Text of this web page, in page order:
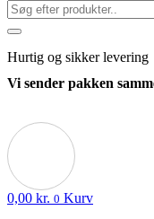
Hurtig og sikker levering
Vi sender pakken
0,00 kr. 0 Kurv